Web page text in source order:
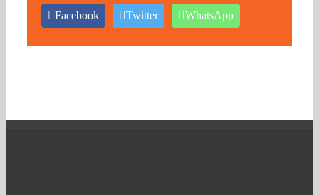
Facebook Twitter WhatsApp